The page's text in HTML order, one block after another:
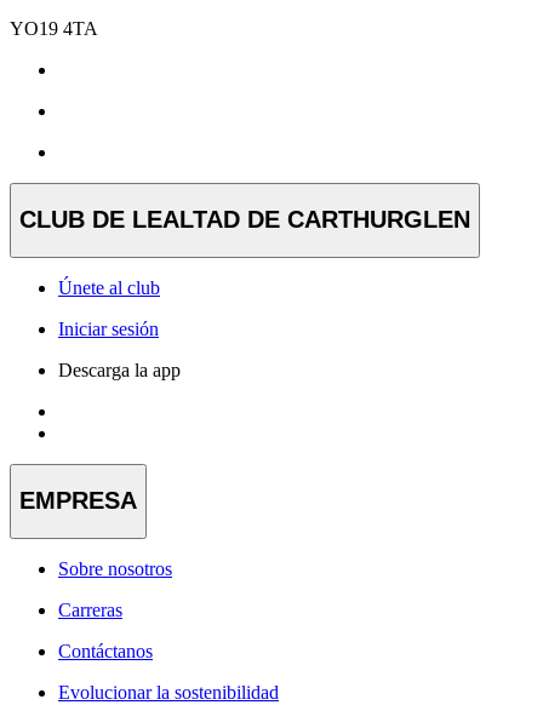
YO19 4TA
CLUB DE LEALTAD DE CARTHURGLEN
Únete al club
Iniciar sesión
Descarga la app
EMPRESA
Sobre nosotros
Carreras
Contáctanos
Evolucionar la sostenibilidad